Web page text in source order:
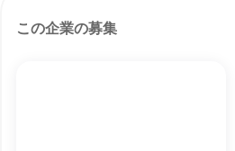
この企業の募集